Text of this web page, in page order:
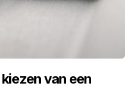
van een